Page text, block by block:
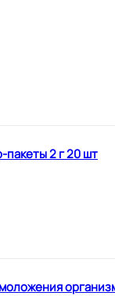
2 г 20 шт